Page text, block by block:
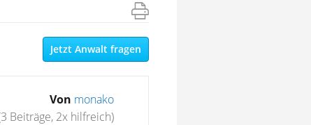
Jetzt Anwalt fragen
Von monako
Beiträge, 2x hilfreich)